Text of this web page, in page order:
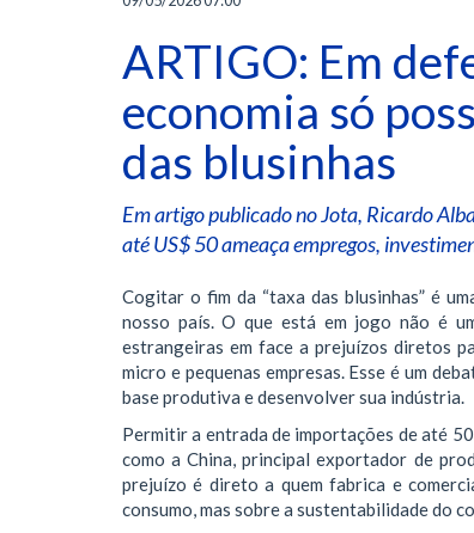
ARTIGO: Em
economia só
das blusinhas
Em artigo publicado no Jota, Ricardo
até US$ 50 ameaça empregos,
Cogitar o fim da “taxa das blusinhas” é
nosso país. O que está em jogo não é
estrangeiras em face a prejuízos diretos
micro e pequenas empresas. Esse é um
base produtiva e desenvolver sua indústria.
Permitir a entrada de importações de até
como a China, principal exportador de
prejuízo é direto a quem fabrica e
consumo, mas sobre a sustentabilidade do